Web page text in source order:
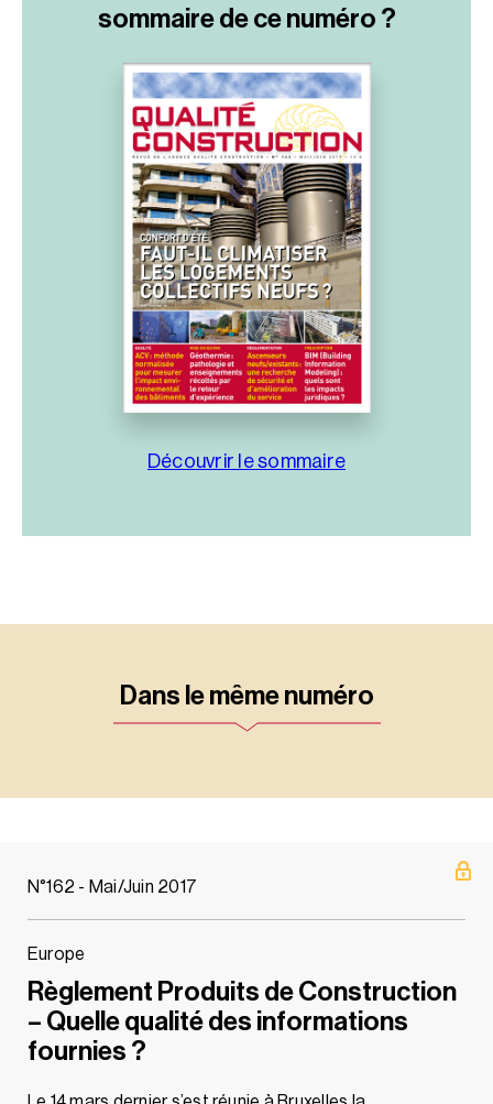
sommairede ce numéro ?
Découvrir le sommaire
Dans le même numéro
N°162 - Mai/Juin 2017
Europe
Règlement Produits de Construction
– Quelle qualité des informations
fournies ?